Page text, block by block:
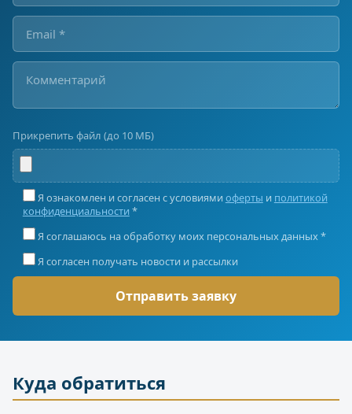
Прикрепить файл (до 10 МБ)
Я ознакомлен и согласен с условиями оферты и политикой
конфиденциальности *
Я соглашаюсь на обработку моих персональных данных *
Я согласен получать новости и рассылки
Куда обратиться